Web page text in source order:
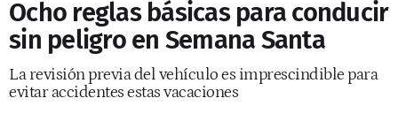
Ocho reglas básicas para conducir
sin peligro en Semana Santa
La revisión previa del vehículo es imprescindible para
evitar accidentes estas vacaciones